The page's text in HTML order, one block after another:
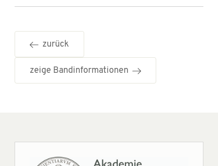
zurück
zeige Bandinformationen